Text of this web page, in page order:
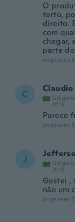
O
torto,
direito.
com
chegar,
parte
ongeveer
C Claudio
Lid
2019
Parece
ongeveer
J
Lid
2018
Gostei ,
não um
ongeveer